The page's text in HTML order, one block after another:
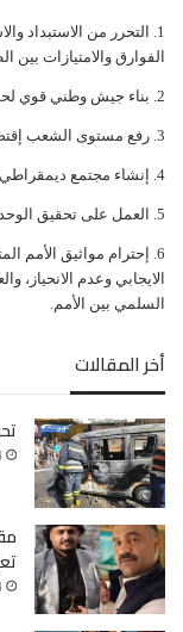
ﺍﻟﺘﺤﺮﺭ ﻣﻦ ﺍﻻﺳﺘﺒﺪﺍﺩ
ﺍﻟﻔﻮﺍﺭﻕ ﻭﺍﻻﻣﺘﻴﺎﺯﺍﺕ ﺑﻴﻦ
ﺑﻨﺎﺀ ﺟﻴﺶ ﻭﻃﻨﻲ ﻗﻮﻱ
ﺭﻓﻊ ﻣﺴﺘﻮﻯ ﺍﻟﺸﻌﺐ
ﺇﻧﺸﺎﺀ ﻣﺠﺘﻤﻊ
ﺍﻟﻌﻤﻞ ﻋﻠﻰ ﺗﺤﻘﻴﻖ
ﺇﺣﺘﺮﺍﻡ ﻣﻮﺍﺛﻴﻖ الأﻣﻢ
ﺍﻻﻳﺠﺎﺑﻲ ﻭﻋﺪﻡ ﺍﻻﻧﺤﻴﺎﺯ،
ﺍﻟﺴﻠﻤﻲ ﺑﻴﻦ ﺍﻷﻣﻢ.
أخر المقالات